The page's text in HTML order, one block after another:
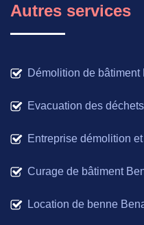
Autres services
Démolition de bâtiment
Evacuation des
Entreprise démolition
Curage de bâtiment
Location de benne